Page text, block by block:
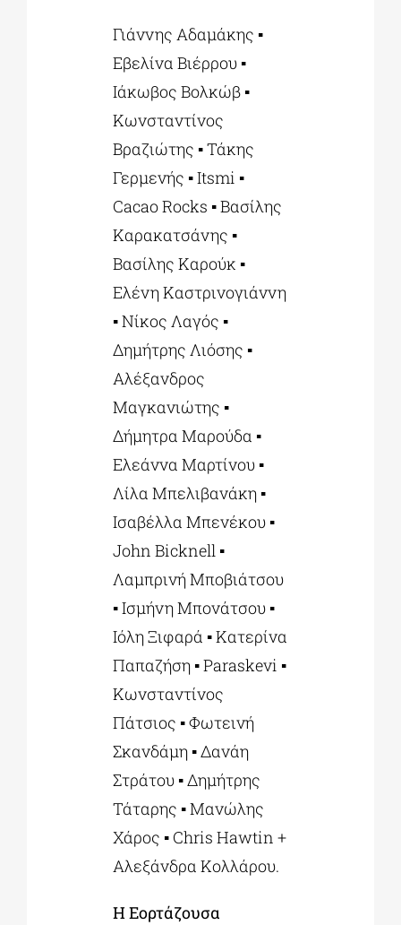
Γιάννης Αδαμάκης ▪
Εβελίνα Βιέρρου ▪
Ιάκωβος Βολκώβ ▪
Κωνσταντίνος
Βραζιώτης ▪ Τάκης
Γερμενής ▪ Itsmi ▪
Cacao Rocks ▪ Βασίλης
Καρακατσάνης ▪
Βασίλης Καρούκ ▪
Ελένη Καστρινογιάννη
▪ Νίκος Λαγός ▪
Δημήτρης Λιόσης ▪
Αλέξανδρος
Μαγκανιώτης ▪
Δήμητρα Μαρούδα ▪
Ελεάννα Μαρτίνου ▪
Λίλα Μπελιβανάκη ▪
Ισαβέλλα Μπενέκου ▪
John Bicknell ▪
Λαμπρινή Μποβιάτσου
▪ Ισμήνη Μπονάτσου ▪
Ιόλη Ξιφαρά ▪ Κατερίνα
Παπαζήση ▪ Paraskevi ▪
Κωνσταντίνος
Πάτσιος ▪ Φωτεινή
Σκανδάμη ▪ Δανάη
Στράτου ▪ Δημήτρης
Τάταρης ▪ Μανώλης
Χάρος ▪ Chris Hawtin +
Αλεξάνδρα Κολλάρου.
Η Εορτάζουσα